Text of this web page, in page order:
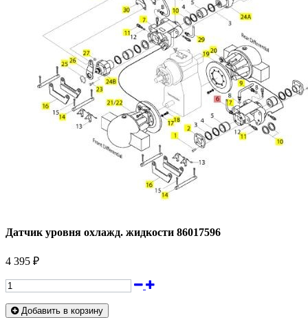
Датчик уровня охлажд. жидкости 86017596
4 395 ₽
Добавить в корзину